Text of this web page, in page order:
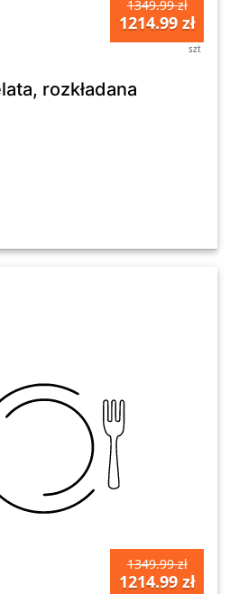
1349.99 zł
1214.99 zł
szt
rozkładana
1349.99 zł
1214.99 zł